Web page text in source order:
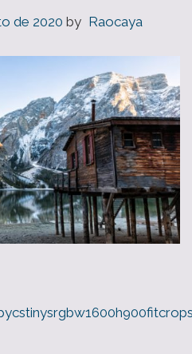
de 2020 by Raocaya